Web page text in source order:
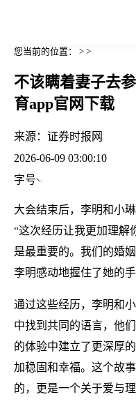
您当前的位置： > >
不该瞒着妻子去
育app官网下载
来源： 证券时报网
2026-06-09 03:00:10
字号
大会结束后，李明和小
“这次经历让我更加理解
是最重要的。我们的婚
李明感动地握住了她的
通过这些经历，李明和
中找到共同的语言，他
的体验中建立了更深厚
加稳固和幸福。这个故
的，更是一个关于爱与